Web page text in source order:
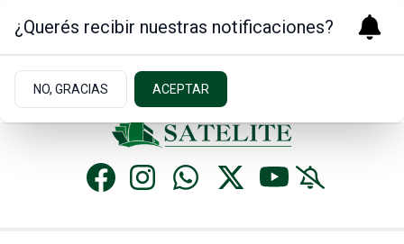
11.6ºc | Concordia, AR
¿Querés recibir nuestras notificaciones?
NO, GRACIAS ACEPTAR